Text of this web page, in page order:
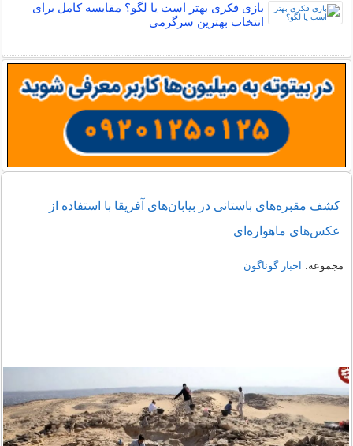
بازی فکری بهتر است یا لگو؟ مقایسه کامل برای
انتخاب بهترین سرگرمی
کشف مقبره‌های باستانی در بیابان‌های آفریقا با استفاده از
عکس‌های ماهواره‌ای
مجموعه: اخبار گوناگون